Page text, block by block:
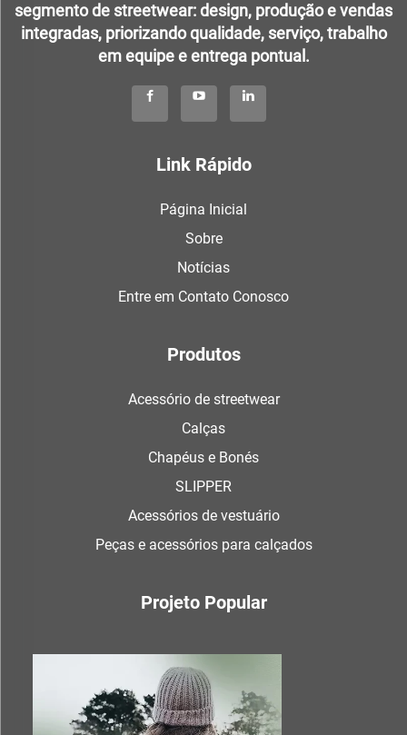
segmento de streetwear: design, produção e vendas
integradas, priorizando qualidade, serviço, trabalho
em equipe e entrega pontual.
Link Rápido
Página Inicial
Sobre
Notícias
Entre em Contato Conosco
Produtos
Acessório de streetwear
Calças
Chapéus e Bonés
SLIPPER
Acessórios de vestuário
Peças e acessórios para calçados
Projeto Popular